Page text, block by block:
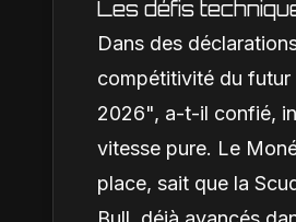
Les défis
Dans des
compétitivité du futur
2026", a-t-il confié,
vitesse pure. Le
place, sait que la